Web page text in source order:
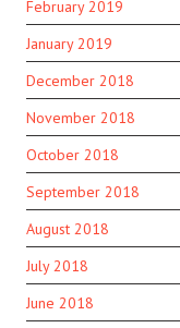
February 2019
January 2019
December 2018
November 2018
October 2018
September 2018
August 2018
July 2018
June 2018